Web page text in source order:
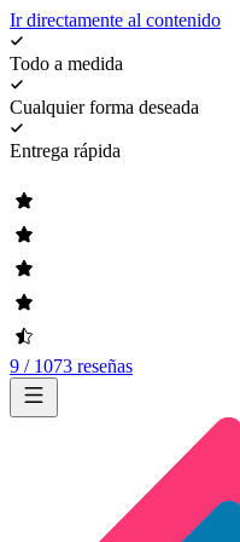
Ir directamente al contenido
Todo a medida
Cualquier forma deseada
Entrega rápida
9 / 1073 reseñas